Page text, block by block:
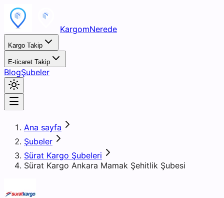
KargomNerede
Kargo Takip
E-ticaret Takip
BlogŞubeler
Ana sayfa
Şubeler
Sürat Kargo Şubeleri
Sürat Kargo Ankara Mamak Şehitlik Şubesi